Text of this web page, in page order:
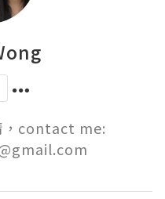
，contact me: